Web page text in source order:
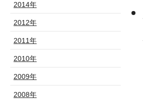
2014年
2012年
2011年
2010年
2009年
2008年